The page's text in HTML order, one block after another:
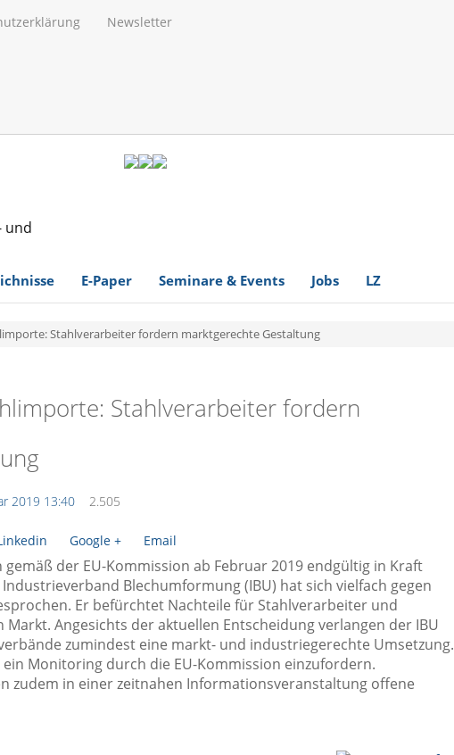
Newsletter
und
E-Paper Seminare & Events Jobs LZ
Stahlverarbeiter fordern marktgerechte Gestaltung
Stahlverarbeiter fordern
2019 13:40 2.505
Google + Email
der EU-Kommission ab Februar 2019 endgültig in Kraft
Blechumformung (IBU) hat sich vielfach gegen
Er befürchtet Nachteile für Stahlverarbeiter und
Angesichts der aktuellen Entscheidung verlangen der IBU
zumindest eine markt- und industriegerechte Umsetzung.
Monitoring durch die EU-Kommission einzufordern.
zudem in einer zeitnahen Informationsveranstaltung offene